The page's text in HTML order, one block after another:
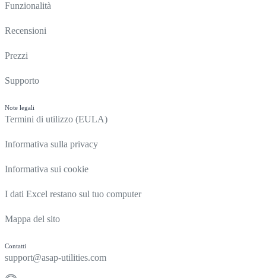
Funzionalità
Recensioni
Prezzi
Supporto
Note legali
Termini di utilizzo (EULA)
Informativa sulla privacy
Informativa sui cookie
I dati Excel restano sul tuo computer
Mappa del sito
Contatti
support@asap-utilities.com